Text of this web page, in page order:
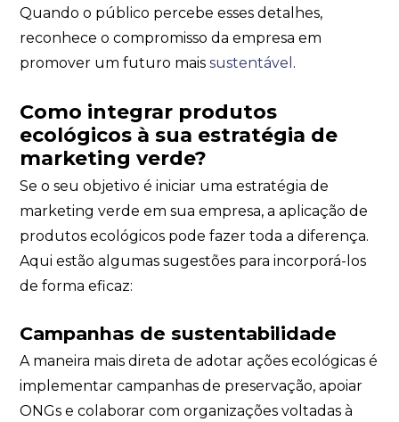
Quando o público percebe esses detalhes,
reconhece o compromisso da empresa em
promover um futuro maissustentável .
Como integrar produtos
ecológicos à sua estratégia de
marketing verde?
Se o seu objetivo é iniciar uma estratégia de
marketing verde em sua empresa, a aplicação de
produtos ecológicos pode fazer toda a diferença.
Aqui estão algumas sugestões para incorporá-los
de forma eficaz:
Campanhas de sustentabilidade
A maneira mais direta de adotar ações ecológicas é
implementar campanhas de preservação, apoiar
ONGs e colaborar com organizações voltadas à